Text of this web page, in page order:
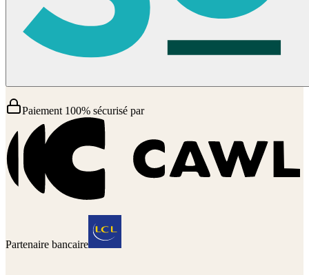
Paiement 100% sécurisé par
Partenaire bancaire